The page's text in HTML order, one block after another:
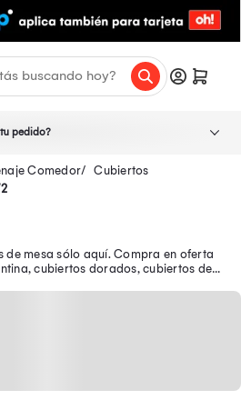
pedido?
Comedor
Cubiertos
de mesa sólo aquí. Compra en oferta
cubiertos dorados, cubiertos de